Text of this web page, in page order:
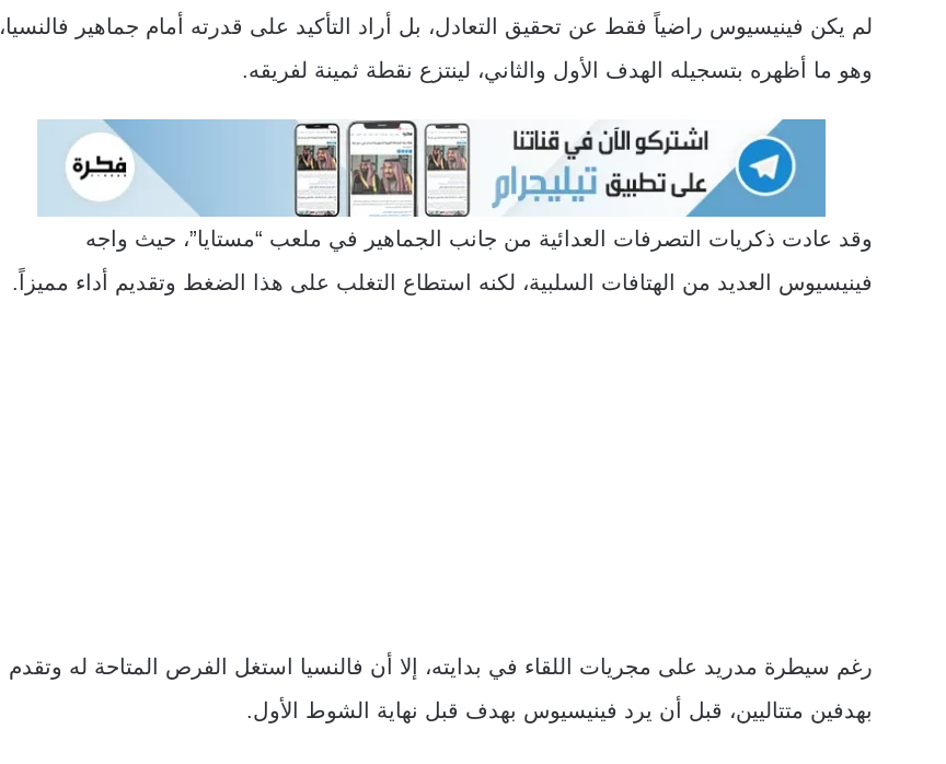
لم يكن فينيسيوس راضياً فقط عن تحقيق التعادل، بل أراد التأكيد على قدرته أمام جماهير فالنسيا،
وهو ما أظهره بتسجيله الهدف الأول والثاني، لينتزع نقطة ثمينة لفريقه.
وقد عادت ذكريات التصرفات العدائية من جانب الجماهير في ملعب “مستايا”، حيث واجه
فينيسيوس العديد من الهتافات السلبية، لكنه استطاع التغلب على هذا الضغط وتقديم أداء مميزاً.
رغم سيطرة مدريد على مجريات اللقاء في بدايته، إلا أن فالنسيا استغل الفرص المتاحة له وتقدم
بهدفين متتاليين، قبل أن يرد فينيسيوس بهدف قبل نهاية الشوط الأول.